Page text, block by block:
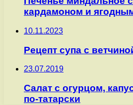
кардамоном и
10.11.2023
Рецепт супа с
23.07.2019
Салат с огурцом,
по-татарски